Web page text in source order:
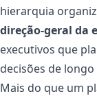
hierarquia
direção-geral da
executivos que
decisões de
Mais do que um